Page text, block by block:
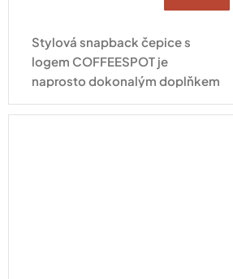
Stylová snapback čepice s
logem COFFEESPOT je
naprosto dokonalým doplňkem
pro každodenní nošení. Zaujme
na první pohled a bude skvělým